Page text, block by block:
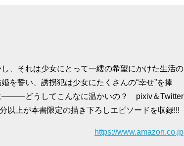
、それは少女にとって一縷の希望にかけた生活の
を誓い、誘拐犯は少女にたくさんの“幸せ”を捧
―――どうしてこんなに温かいの？ pixiv＆Twitter
上が本書限定の描き下ろしエピソードを収録!!!
https://www.amazon.co.jp